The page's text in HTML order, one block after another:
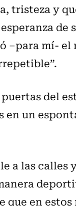
tristeza y
de
–para mí- el
del
en un
a las calles
que en